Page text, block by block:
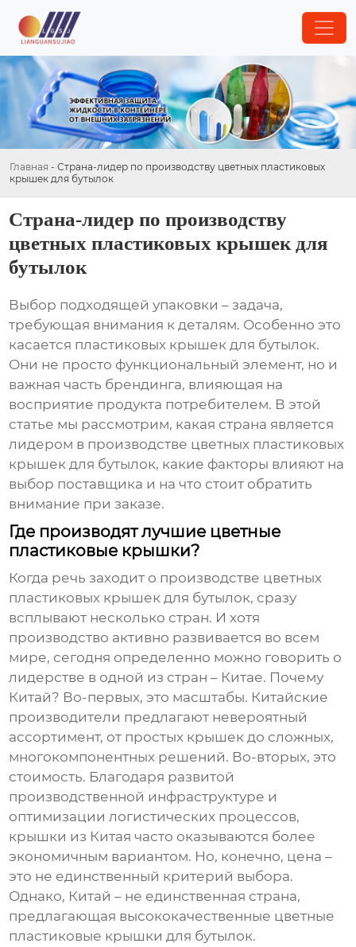
Главная - Страна-лидер по производству цветных пластиковых
крышек для бутылок
Страна-лидер по производству
цветных пластиковых крышек для
бутылок
Выбор подходящей упаковки – задача,
требующая внимания к деталям. Особенно это
касается пластиковых крышек для бутылок.
Они не просто функциональный элемент, но и
важная часть брендинга, влияющая на
восприятие продукта потребителем. В этой
статье мы рассмотрим, какая страна является
лидером в производстве цветных пластиковых
крышек для бутылок, какие факторы влияют на
выбор поставщика и на что стоит обратить
внимание при заказе.
Где производят лучшие цветные
пластиковые крышки?
Когда речь заходит о производстве цветных
пластиковых крышек для бутылок, сразу
всплывают несколько стран. И хотя
производство активно развивается во всем
мире, сегодня определенно можно говорить о
лидерстве в одной из стран – Китае. Почему
Китай? Во-первых, это масштабы. Китайские
производители предлагают невероятный
ассортимент, от простых крышек до сложных,
многокомпонентных решений. Во-вторых, это
стоимость. Благодаря развитой
производственной инфраструктуре и
оптимизации логистических процессов,
крышки из Китая часто оказываются более
экономичным вариантом. Но, конечно, цена –
это не единственный критерий выбора.
Однако, Китай – не единственная страна,
предлагающая высококачественные цветные
пластиковые крышки для бутылок.